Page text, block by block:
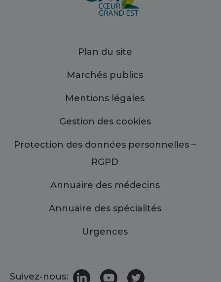
Plan du site
Marchés publics
Mentions légales
Gestion des cookies
Protection des données personnelles –
RGPD
Annuaire des médecins
Annuaire des spécialités
Urgences
Suivez-nous: